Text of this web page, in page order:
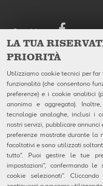
LA TUA
PRIORITÀ
Utilizziamo cookie tecnici per
funzionalità (che consentono
preferenze) e i cookie analitici
anonima e aggregata).
tecnologie analoghe, inclusi i
nostri servizi, pubblicare
preferenze mostrate durante la
facoltativi e sono utilizzati
tutto". Puoi gestire le tue
impostazioni", confermando
cookie selezionati".
European Headquarters
Via della Croce Coperta, 15
40128 Bologna - Italy
Tel. +39.0514192611
Fax +39.0514192602
P.I. IT04320910377
Contatti
MSDS Forms
Privacy e Note Legali
Uso dei Cookie
Configurazione Cookie
Segnalazioni Whistleblowing
Seguici su
Facebook